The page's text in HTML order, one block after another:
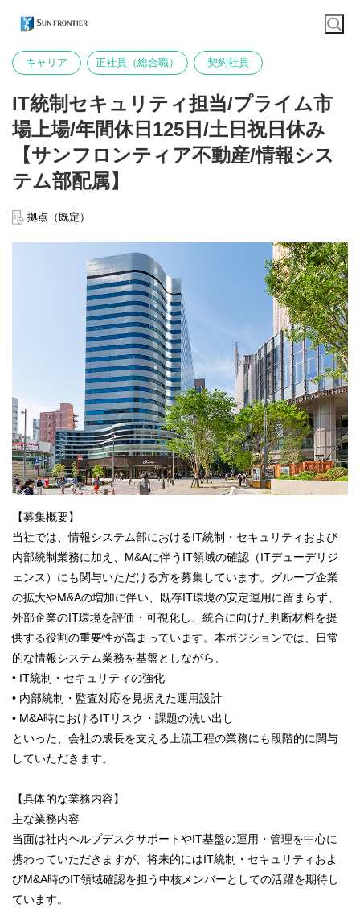
キャリア 正社員（総合職） 契約社員
IT統制セキュリティ担当/プライム市
場上場/年間休日125日/土日祝日休み
【サンフロンティア不動産/情報シス
テム部配属】
拠点（既定）
【募集概要】
当社では、情報システム部におけるIT統制・セキュリティおよび
内部統制業務に加え、M&Aに伴うIT領域の確認（ITデューデリジ
ェンス）にも関与いただける方を募集しています。グループ企業
の拡大やM&Aの増加に伴い、既存IT環境の安定運用に留まらず、
外部企業のIT環境を評価・可視化し、統合に向けた判断材料を提
供する役割の重要性が高まっています。本ポジションでは、日常
的な情報システム業務を基盤としながら、
• IT統制・セキュリティの強化
• 内部統制・監査対応を見据えた運用設計
• M&A時におけるITリスク・課題の洗い出し
といった、会社の成長を支える上流工程の業務にも段階的に関与
していただきます。
【具体的な業務内容】
主な業務内容
当面は社内ヘルプデスクサポートやIT基盤の運用・管理を中心に
携わっていただきますが、将来的にはIT統制・セキュリティおよ
びM&A時のIT領域確認を担う中核メンバーとしての活躍を期待し
ています。